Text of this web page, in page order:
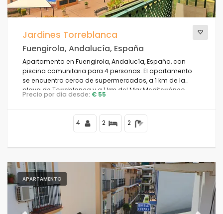
Jardines Torreblanca
Fuengirola, Andalucía, España
Apartamento en Fuengirola, Andalucía, España, con
piscina comunitaria para 4 personas. El apartamento
se encuentra cerca de supermercados, a 1 km de la
playa de Torreblanca y a 1 km del Mar Mediterráneo.
Precio por día desde: € 55
4 2 2
APARTAMENTO